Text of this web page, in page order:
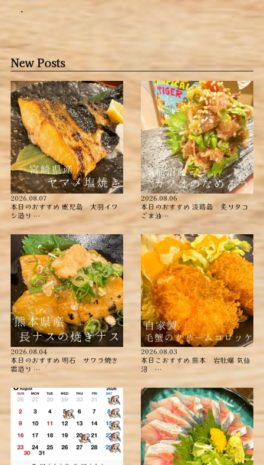
.
New Posts
2026.08.07
本日のおすすめ ︎鹿児島 大羽イワ
シ造り …
2026.08.06
本日のおすすめ ︎淡路島 炙りタコ
ごま油…
2026.08.04
本日のおすすめ ︎明石 サワラ焼き
霜造り …
2026.08.03
本日こおすすめ ︎熊本 岩牡蠣 ︎気仙
沼 …